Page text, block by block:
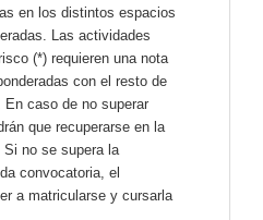
en los distintos espacios
Las actividades
(*) requieren una nota
con el resto de
caso de no superar
que recuperarse en la
no se supera la
convocatoria, el
a matricularse y cursarla